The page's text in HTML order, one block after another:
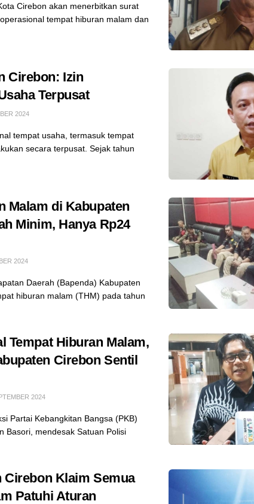
Cirebon akan menerbitkan surat
tempat hiburan malam dan
Cirebon: Izin
Terpusat
2024
tempat usaha, termasuk tempat
secara terpusat. Sejak tahun
Malam di Kabupaten
Minim, Hanya Rp24
2024
Daerah (Bapenda) Kabupaten
hiburan malam (THM) pada tahun
Tempat Hiburan Malam,
Cirebon Sentil
2024
Partai Kebangkitan Bangsa (PKB)
Basori, mendesak Satuan Polisi
Cirebon Klaim Semua
Patuhi Aturan